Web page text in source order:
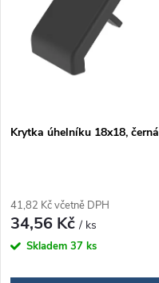
r
d
u
p
o
d
Krytka úhelníku 18x18, černá
41,82 Kč včetně DPH
34,56 Kč/ ks
Skladem 37 ks